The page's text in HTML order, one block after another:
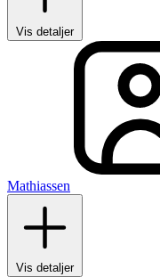
Vis detaljer
Mathiassen
Vis detaljer